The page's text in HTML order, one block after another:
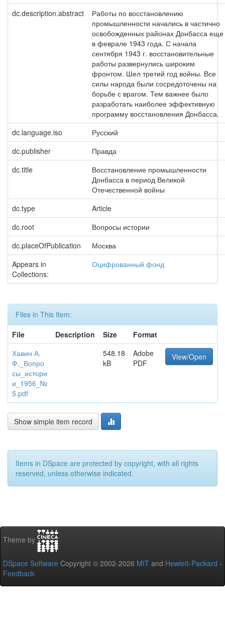
dc.description.abstract
Работы по восстановлению
промышленности начались в частично
освобожденных районах Донбасса еще
в феврале 1943 года. С начала
сентября 1943 г. восстановительные
работы развернулись широким
фронтом. Шел третий год войны. Все
силы народа были сосредоточены на
борьбе с врагом. Тем важнее было
разработать наиболее эффективную
программу восстановления Донбасса.
dc.language.iso
Русский
dc.publisher
Правда
dc.title
Восстановление промышленности
Донбасса в период Великой
Отечественной войны
dc.type
Article
dc.root
Вопросы истории
dc.placeOfPublication
Москва
Appears in
Collections:
Оцифрованный фонд
Files in This Item:
File
Description Size
Format
Хавин А.
Ф._Вопро
сы_истори
и_1956_№
5.pdf
548.18
kB
Adobe
PDF
View/Open
Show simple item record
Items in DSpace are protected by copyright, with all rights
reserved, unless otherwise indicated.
Theme by
DSpace Software Copyright © 2002-2026 MIT and Hewlett-Packard -
Feedback